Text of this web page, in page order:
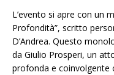
L’evento si apre con un
Profondità”, scritto
D’Andrea. Questo
da Giulio Prosperi, un
profonda e coinvolgente